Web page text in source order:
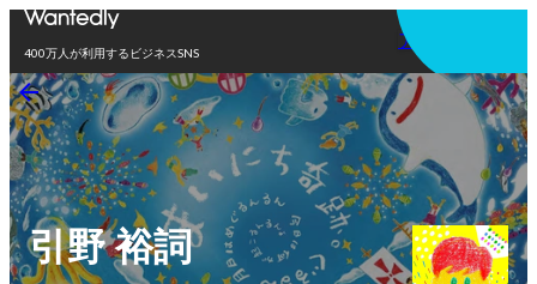
400万人が利用するビジネスSNS
アプリを使う
引野 裕詞